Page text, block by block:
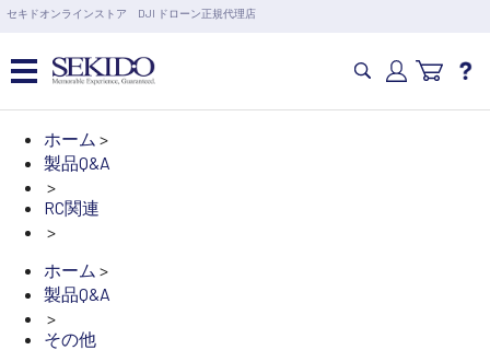
セキドオンラインストア DJI ドローン正規代理店
営業日の15時まで即日出荷
6,000円以上のご購入で送料無料！ポイント1%還元 >>
カメラドローン・生活家電
カメラ・スタビライザー
業務用ドローン・業務関連製品
水中ドローン(ROV)・水中スクーター
ホーム >
製品Q&A
>
RC関連
>
ホーム >
製品Q&A
>
その他